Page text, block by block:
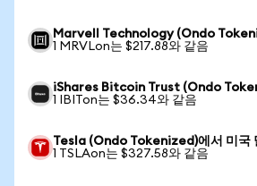
Marvell Technology (Ondo
1 MRVLon는 $217.88와 같음
iShares Bitcoin Trust (Ondo
1 IBITon는 $36.34와 같음
Tesla (Ondo Tokenized)에서 미국
1 TSLAon는 $327.58와 같음